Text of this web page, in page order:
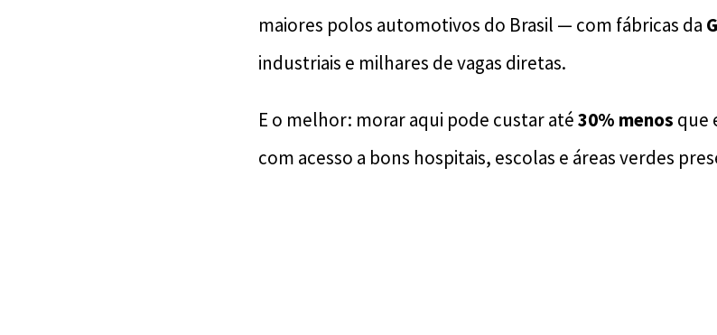
maiores polos automotivos do Brasil — com fábricas da
industriais e milhares de vagas diretas.
E o melhor: morar aqui pode custar até30% menos que
com acesso a bons hospitais, escolas e áreas verdes